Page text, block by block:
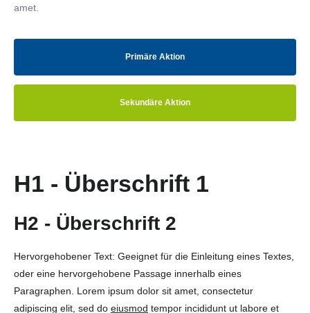
amet.
Primäre Aktion
Sekundäre Aktion
H1 - Überschrift 1
H2 - Überschrift 2
Hervorgehobener Text: Geeignet für die Einleitung eines Textes,
oder eine hervorgehobene Passage innerhalb eines
Paragraphen. Lorem ipsum dolor sit amet, consectetur
adipiscing elit, sed do eiusmod tempor incididunt ut labore et